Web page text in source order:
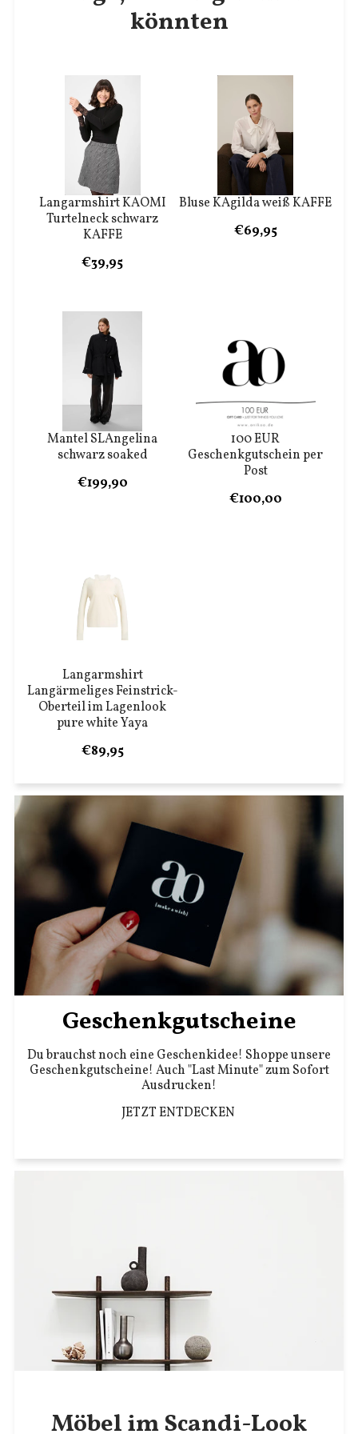
könnten
Langarmshirt KAOMI
Turtelneck schwarz
KAFFE
€39,95
Bluse KAgilda weiß KAFFE
€69,95
Mantel SLAngelina
schwarz soaked
€199,90
100 EUR
Geschenkgutschein per
Post
€100,00
Langarmshirt
Langärmeliges Feinstrick-
Oberteil im Lagenlook
pure white Yaya
€89,95
Geschenkgutscheine
Du brauchst noch eine Geschenkidee! Shoppe unsere
Geschenkgutscheine! Auch "Last Minute" zum Sofort
Ausdrucken!
JETZT ENTDECKEN
Möbel im Scandi-Look